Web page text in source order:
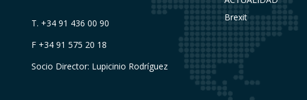
T. +34 91 436 00 90
F +34 91 575 20 18
Socio Director: Lupicinio Rodríguez
Brexit